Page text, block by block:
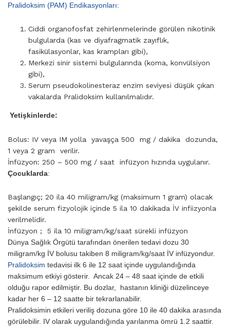
Pralidoksim (PAM) Endikasyonları:
Ciddi organofosfat zehirlenmelerinde görülen nikotinik
bulgularda (kas ve diyafragmatik zayıflık,
fasikülasyonlar, kas krampları gibi),
Merkezi sinir sistemi bulgularında (koma, konvülsiyon
gibi),
Serum pseudokolinesteraz enzim seviyesi düşük çıkan
vakalarda Pralidoksim kullanılmalıdır.
Yetişkinlerde:
Bolus: IV veya IM yolla yavaşça 500 mg / dakika dozunda,
1 veya 2 gram verilir.
İnfüzyon: 250 – 500 mg / saat infüzyon hızında uygulanır.
Çocuklarda:
Başlangıç; 20 ila 40 milig­ram/kg (maksimum 1 gram) olacak
şekilde serum fizyolojik içinde 5 ila 10 dakikada İV infiizyonla
verilmelidir.
İnfüzyon ; 5 ila 10 miligram/kg/saat sürek­li infüzyon
Dünya Sağlık Örgütü tarafından önerilen tedavi dozu 30
miligram/kg İV bolusu takiben 8 miligram/kg/saat İV infüzyondur.
Pralidoksim tedavisi ilk 6 ile 12 saat içinde uygulandığında
maksimum etkiyi gösterir. Ancak 24 – 48 saat içinde de etkili
olduğu rapor edilmiştir. Bu dozlar, hastanın kliniği düzelinceye
kadar her 6 – 12 saatte bir tekrarlanabilir.
Pralidoksimin etkileri veriliş dozuna göre 10 ile 40 dakika arasında
görülebilir. IV olarak uygulandığında yarılanma ömrü 1.2 saattir.